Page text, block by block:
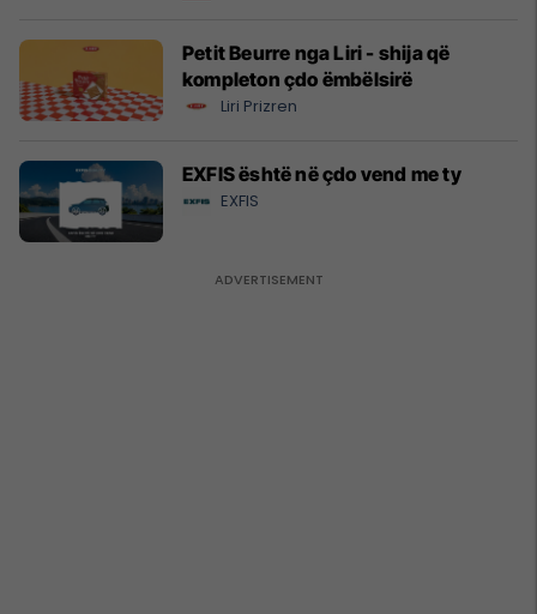
Petit Beurre nga Liri - shija që
kompleton çdo ëmbëlsirë
Liri Prizren
EXFIS është në çdo vend me ty
EXFIS